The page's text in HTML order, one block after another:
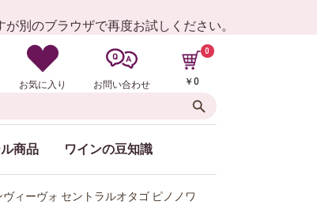
別のブラウザで再度お試しください。
お気に入り お問い合わせ
0
￥0
商品 ワインの豆知識
ィーヴォ セントラルオタゴ ピノノワ